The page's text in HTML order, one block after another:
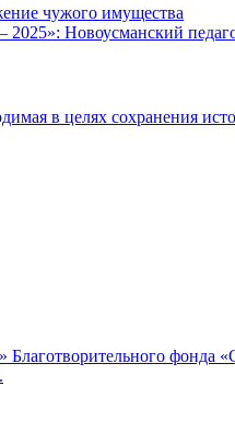
чужого имущества
Новоусманский